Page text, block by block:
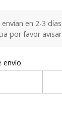
en 2-3
por favor
envío